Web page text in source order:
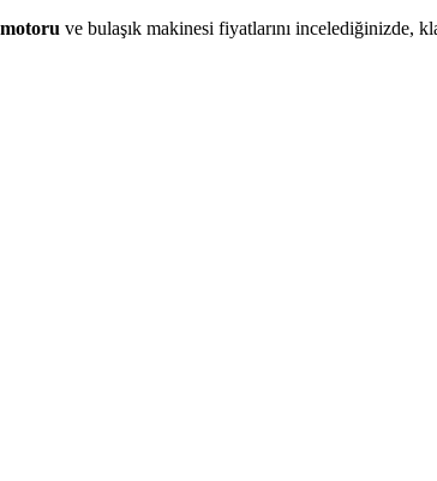
ve bulaşık makinesi fiyatlarını incelediğinizde,